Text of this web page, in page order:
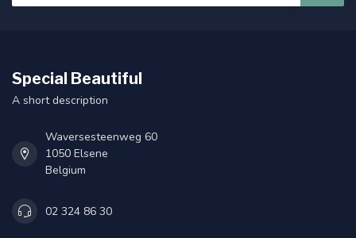
Special Beautiful
A short description
Waversesteenweg 60
1050 Elsene
Belgium
02 324 86 30